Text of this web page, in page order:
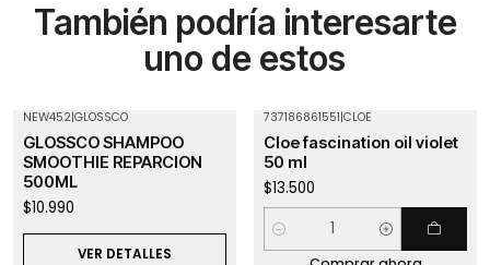
También podría interesarte
uno de estos
NEW452|GLOSSCO
GLOSSCO SHAMPOO
SMOOTHIE REPARCION
500ML
$10.990
VER DETALLES
737186861551|CLOE
Cloe fascination oil violet
50 ml
$13.500
Cantidad